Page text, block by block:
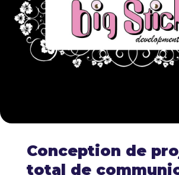
Conception de
total de